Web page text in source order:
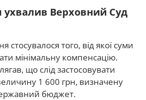
ухвалив Верховний Суд
стосувалося того, від якої суми
мінімальну компенсацію.
що слід застосовувати
1 600 грн, визначену
бюджет.